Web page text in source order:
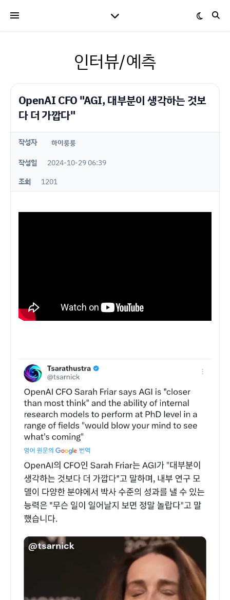
인터뷰/예측
OpenAI CFO "AGI, 대부분이 생각하는 것보
다 더 가깝다"
작성자 하이룽룽
작성일
2024-10-29 06:39
조회
1201